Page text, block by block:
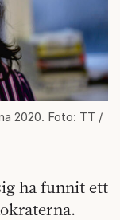
2020. Foto: TT /
ha funnit ett